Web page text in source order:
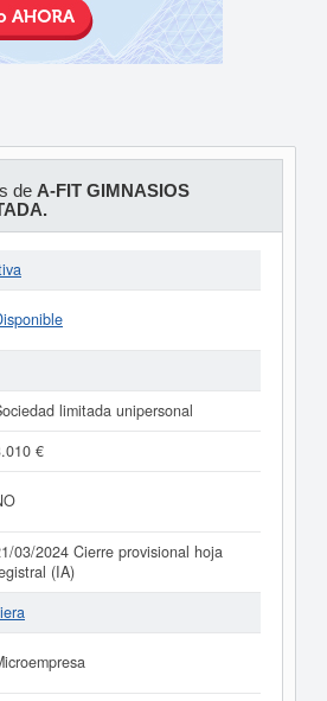
de A-FIT GIMNASIOS
limitada unipersonal
€
03/2024 Cierre provisional hoja
(IA)